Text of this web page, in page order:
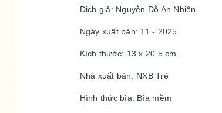
Dịch giả: Nguyễn Đỗ An Nhiên
Ngày xuất bản: 11 - 2025
Kích thước: 13 x 20.5 cm
Nhà xuất bản: NXB Trẻ
Hình thức bìa: Bìa mềm